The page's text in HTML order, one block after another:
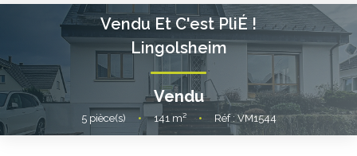
ACHETER
LOUER
VENDRE
Vendu Et C'est PliÉ !
Lingolsheim
Vendu
5pièce(s) • 141 m² • Réf : VM1544